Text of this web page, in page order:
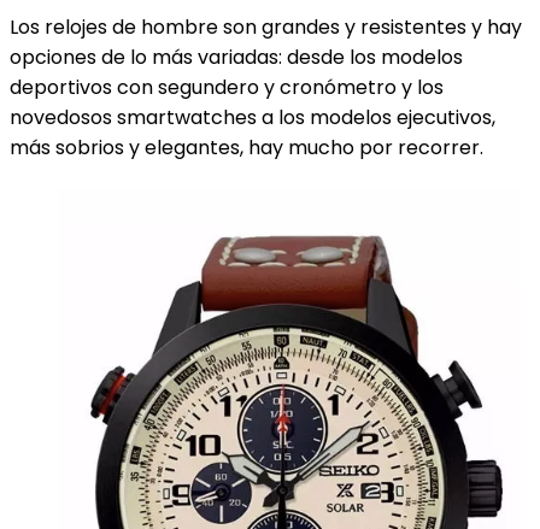
Los relojes de hombre son grandes y resistentes y hay
opciones de lo más variadas: desde los modelos
deportivos con segundero y cronómetro y los
novedosos smartwatches a los modelos ejecutivos,
más sobrios y elegantes, hay mucho por recorrer.